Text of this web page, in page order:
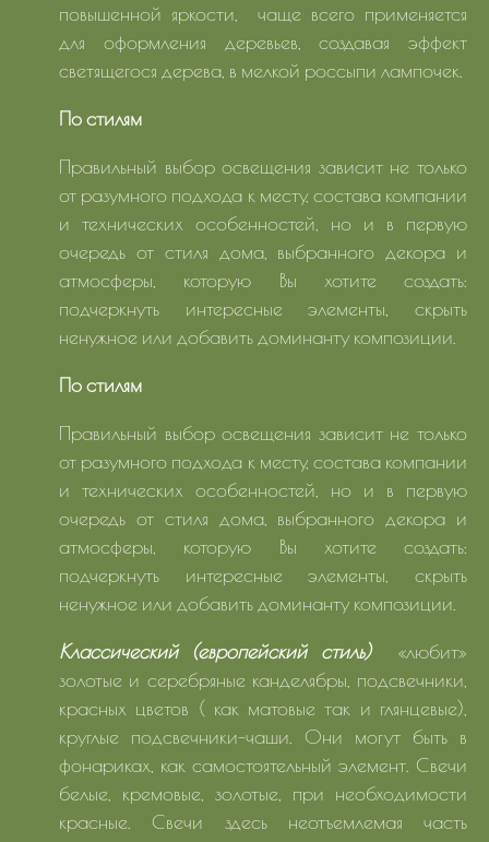
повышенной яркости, чаще всего применяется
для оформления деревьев, создавая эффект
светящегося дерева, в мелкой россыпи лампочек.
По стилям
Правильный выбор освещения зависит не только
от разумного подхода к месту, состава компании
и технических особенностей, но и в первую
очередь от стиля дома, выбранного декора и
атмосферы, которую Вы хотите создать:
подчеркнуть интересные элементы, скрыть
ненужное или добавить доминанту композиции.
По стилям
Правильный выбор освещения зависит не только
от разумного подхода к месту, состава компании
и технических особенностей, но и в первую
очередь от стиля дома, выбранного декора и
атмосферы, которую Вы хотите создать:
подчеркнуть интересные элементы, скрыть
ненужное или добавить доминанту композиции.
Классический (европейский стиль)«любит»
золотые и серебряные канделябры, подсвечники,
красных цветов ( как матовые так и глянцевые),
круглые подсвечники-чаши. Они могут быть в
фонариках, как самостоятельный элемент. Свечи
белые, кремовые, золотые, при необходимости
красные. Свечи здесь неотъемлемая часть